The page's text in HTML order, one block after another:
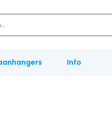
Info